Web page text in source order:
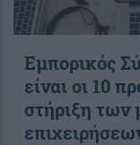
Εμπορικός
είναι οι 10
στήριξη των